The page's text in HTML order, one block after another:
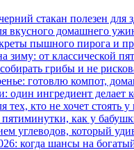
стакан полезен для
вкусного домашнего
пышного пирога и
зиму: от классической
грибы и не
готовлю компот,
один ингредиент делает
кто не хочет стоять
как у
углеводов, который
когда шансы на